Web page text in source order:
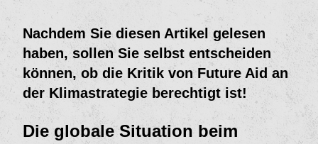
Nachdem Sie diesen Artikel gelesen
haben, sollen Sie selbst entscheiden
können, ob die Kritik von Future Aid an
der Klimastrategie berechtigt ist!
Die globale Situation beim